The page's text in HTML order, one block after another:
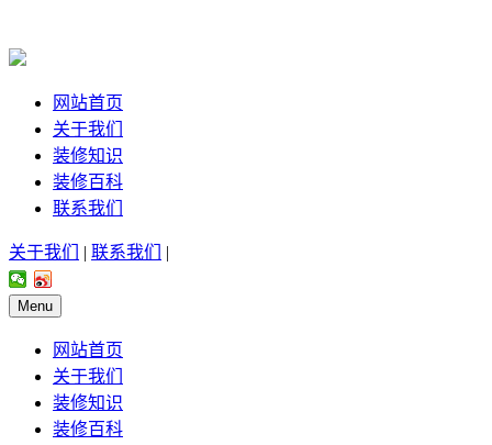
网站首页
关于我们
装修知识
装修百科
联系我们
关于我们 | 联系我们 |
Menu
网站首页
关于我们
装修知识
装修百科